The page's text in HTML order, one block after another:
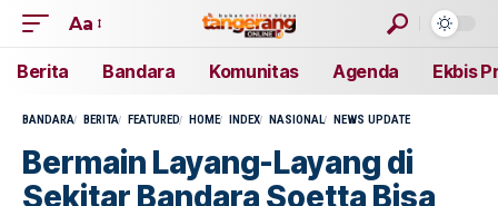
Aa
Berita Bandara Komunitas Agenda Ekbis
BANDARA BERITA FEATURED HOME INDEX NASIONAL NEWS UPDATE
Bermain Layang-Layang di
Sekitar Bandara Soetta Bisa